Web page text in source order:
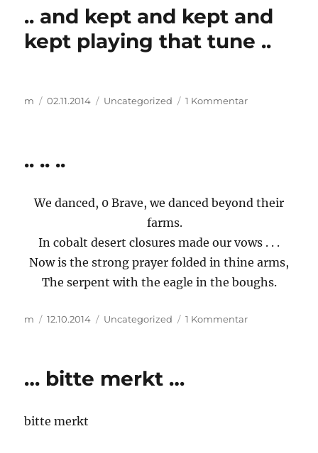
Verkettung
Zufall,
.. and kept and kept and
kept playing that tune ..
Autor
m
Veröffentlicht
02.11.2014 Kategorien
Uncategorized 1 Kommentarzu
kept
tune
..
.. .. ..
We danced, 0 Brave, we danced beyond their
farms.
In cobalt desert closures made our vows . . .
Now is the strong prayer folded in thine arms,
The serpent with the eagle in the boughs.
Autor
m
Veröffentlicht
12.10.2014 Kategorien
Uncategorized 1 Kommentarzu
… bitte merkt …
bitte merkt